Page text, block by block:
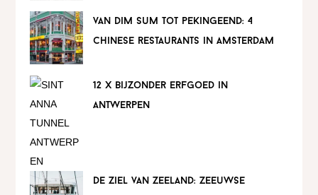
van dim sum tot pekingeend: 4
chinese restaurants in amsterdam
12 x bijzonder erfgoed in
antwerpen
de ziel van zeeland: zeeuwse